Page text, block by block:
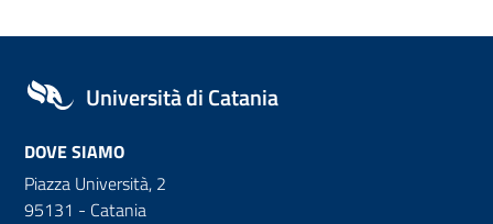
Università di Catania
DOVE SIAMO
Piazza Università, 2
95131 - Catania